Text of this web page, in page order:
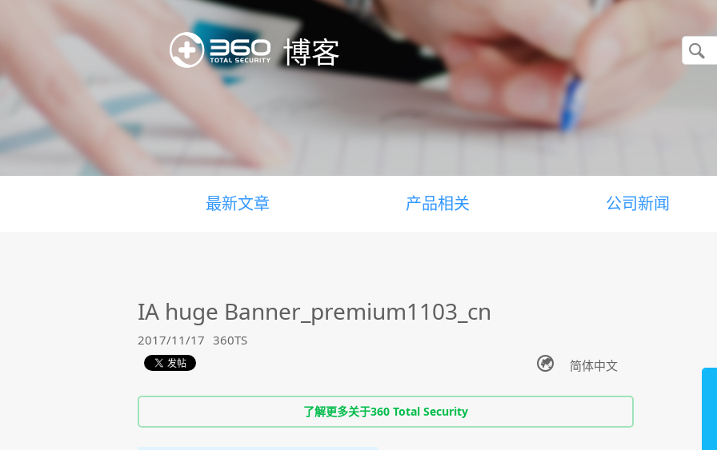
博客
最新文章 产品相关 公司新闻
IA huge Banner_premium1103_cn
2017/11/17 360TS
了解更多关于360 Total Security